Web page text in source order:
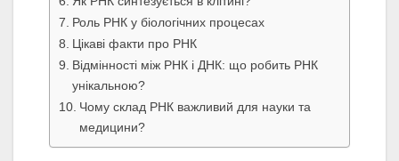
Роль РНК у біологічних процесах
Цікаві факти про РНК
Відмінності між РНК і ДНК: що робить РНК
унікальною?
Чому склад РНК важливий для науки та
медицини?